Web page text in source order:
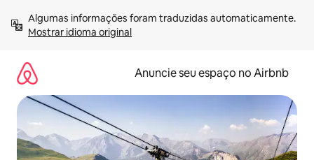
para
Mostrar idioma original
Anuncie seu espaço no Airbnb